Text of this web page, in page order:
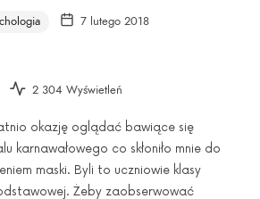
7 lutego 2018
2 304 Wyświetleń
okazję oglądać bawiące się
karnawałowego co skłoniło mnie do
maski. Byli to uczniowie klasy
Żeby zaobserwować